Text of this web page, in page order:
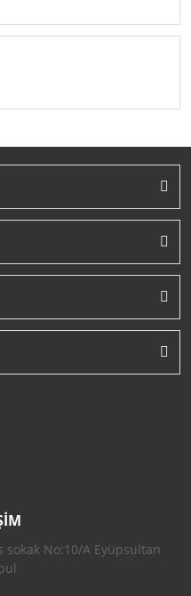
No:10/A Eyüpsultan